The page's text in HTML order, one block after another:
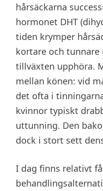
hårsäckarna
hormonet DHT
tiden krymper
kortare och
tillväxten upphöra.
mellan könen: vid
det ofta i
kvinnor typiskt
uttunning. Den
dock i stort sett
I dag finns relativt